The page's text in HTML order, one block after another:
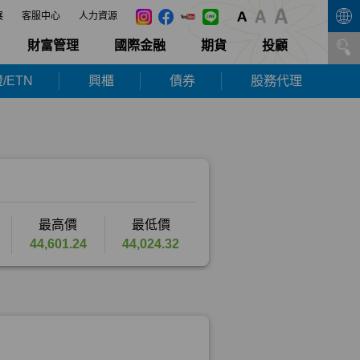
客服中心 人力資源
財富管理 國際金融 期貨 投顧
ETN 興櫃 債券 股務代理